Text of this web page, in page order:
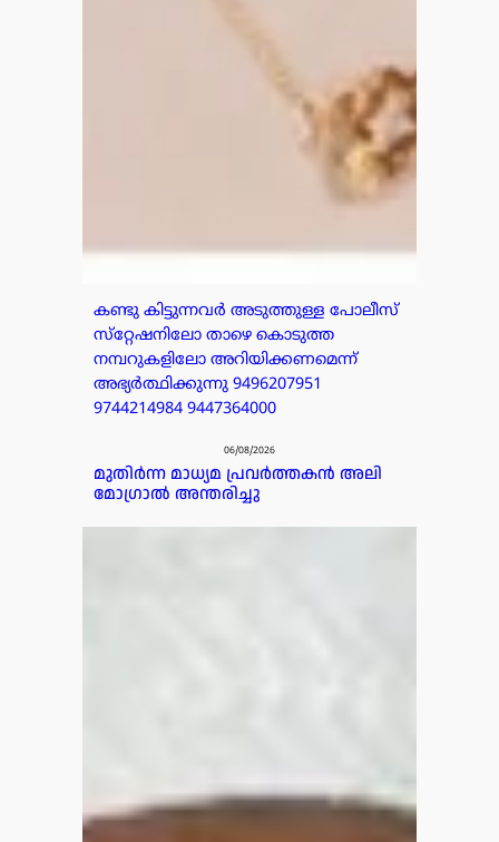
കണ്ടു കിട്ടുന്നവർ അടുത്തുള്ള പോലീസ്
സ്‌റ്റേഷനിലോ താഴെ കൊടുത്ത
നമ്പറുകളിലോ അറിയിക്കണമെന്ന്
അഭ്യർത്ഥിക്കുന്നു 9496207951
9744214984 9447364000
06/08/2026
മുതിർന്ന മാധ്യമ പ്രവർത്തകൻ അലി
മോഗ്രാൽ അന്തരിച്ചു